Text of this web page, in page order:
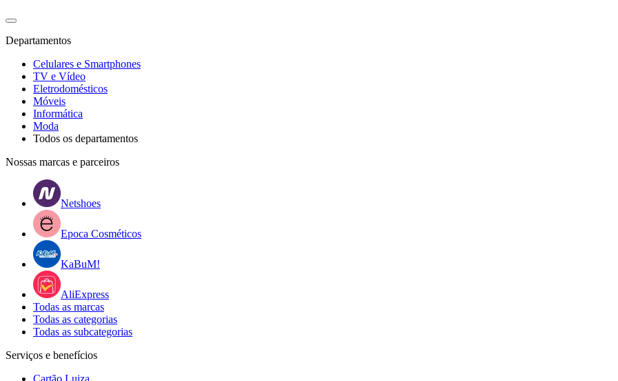
Departamentos
Celulares e Smartphones
TV e Vídeo
Eletrodomésticos
Móveis
Informática
Moda
Todos os departamentos
Nossas marcas e parceiros
Netshoes
Epoca Cosméticos
KaBuM!
AliExpress
Todas as marcas
Todas as categorias
Todas as subcategorias
Serviços e benefícios
Cartão Luiza